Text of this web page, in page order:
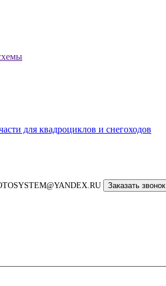
Заказать звонок